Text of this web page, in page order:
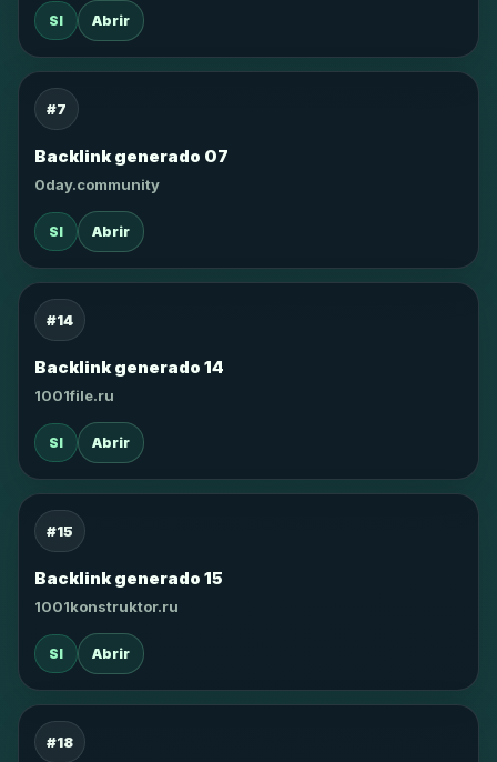
SI Abrir
#7
Backlink generado 07
0day.community
SI Abrir
#14
Backlink generado 14
1001file.ru
SI Abrir
#15
Backlink generado 15
1001konstruktor.ru
SI Abrir
#18